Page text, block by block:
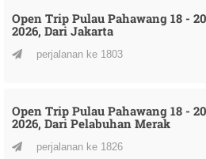
Open Trip Pulau Pahawang 18 -
2026, Dari Jakarta
perjalanan ke 1803
Open Trip Pulau Pahawang 18 -
2026, Dari Pelabuhan Merak
perjalanan ke 1826